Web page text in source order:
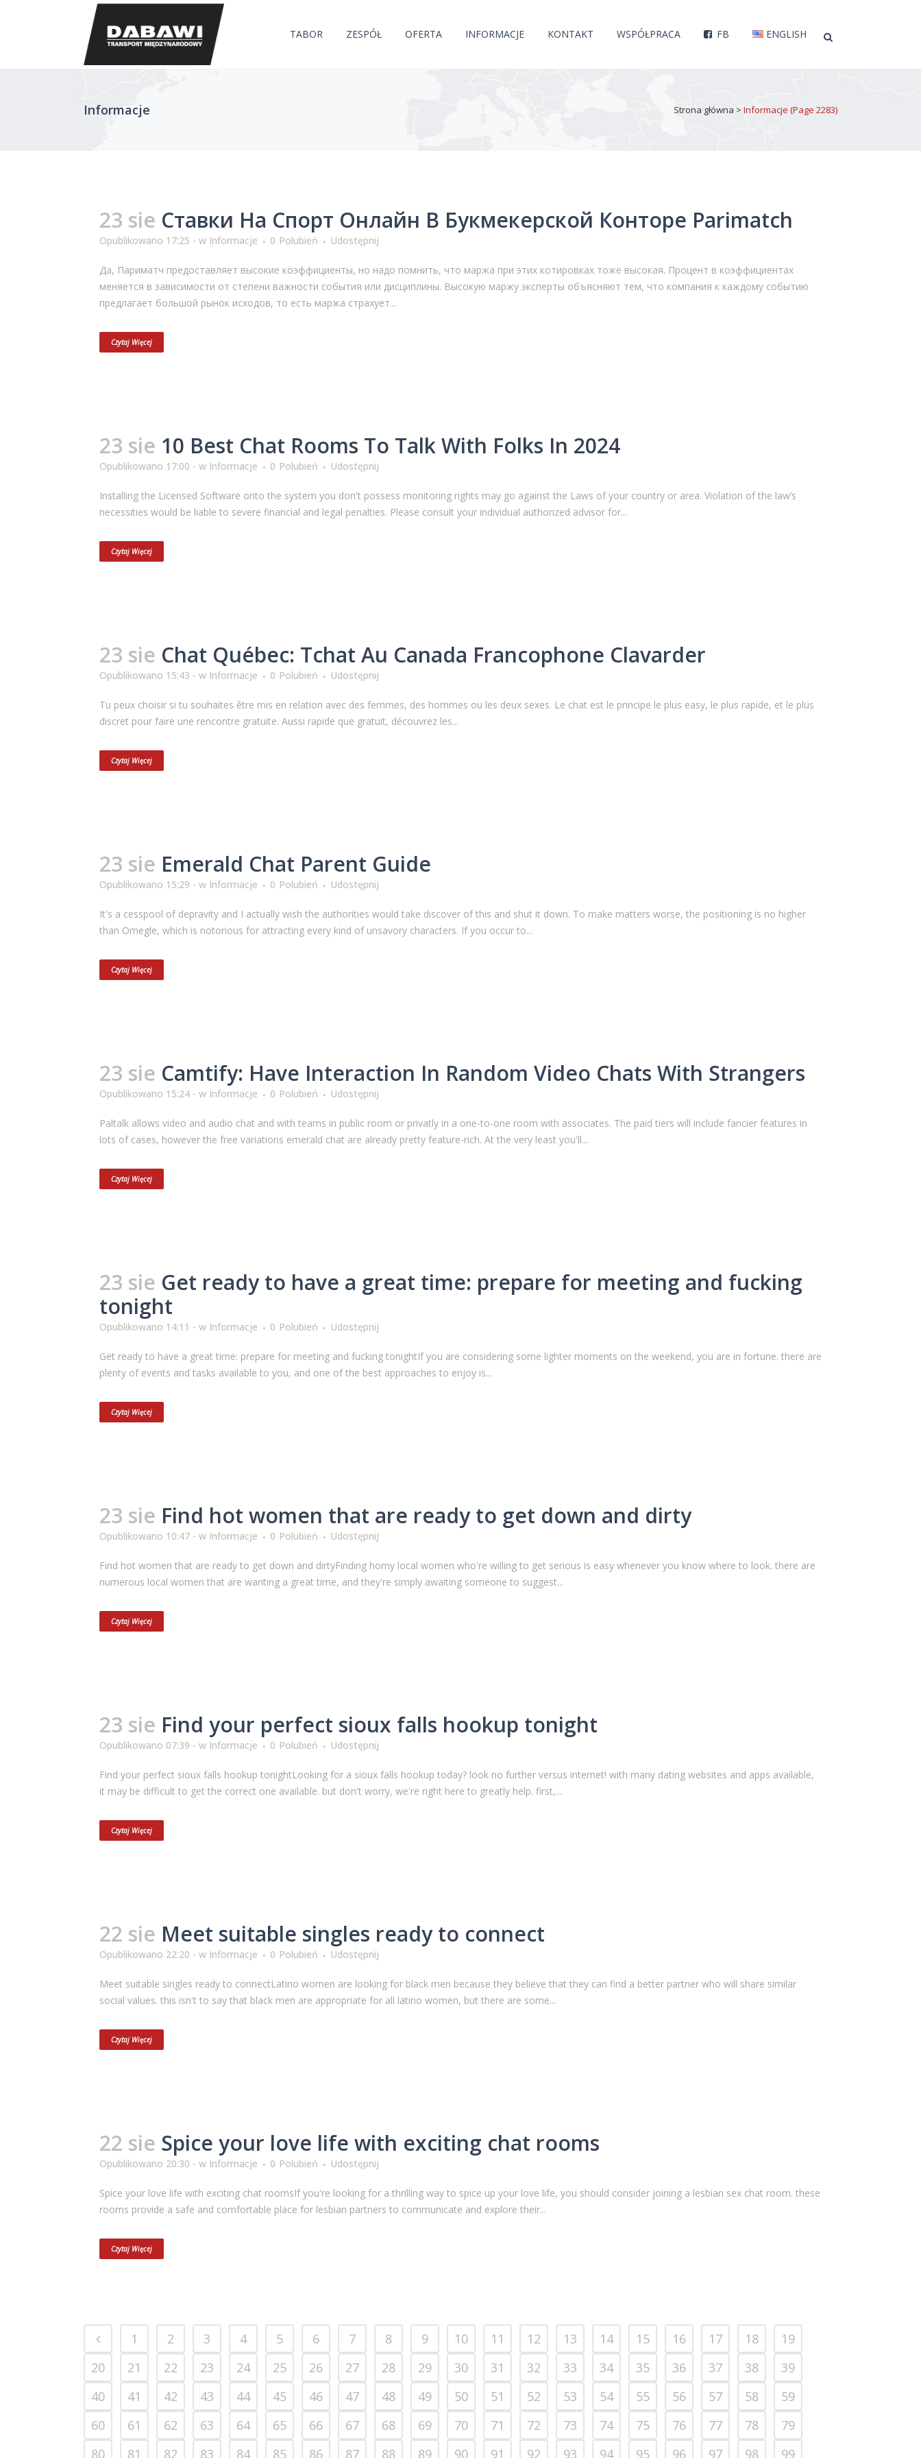
TABOR ZESPÓŁ OFERTA INFORMACJE KONTAKT WSPÓŁPRACA FB ENGLISH
Informacje Strona główna > Informacje (Page 2283)
23 sie Ставки На Спорт Онлайн В Букмекерской Конторе Parimatch
Opublikowano 17:25 - w Informacje 0 Polubień Udostępnij
Да, Париматч предоставляет высокие коэффициенты, но надо помнить, что маржа при этих котировках тоже высокая. Процент в коэффициентах
меняется в зависимости от степени важности события или дисциплины. Высокую маржу эксперты объясняют тем, что компания к каждому событию
предлагает большой рынок исходов, то есть маржа страхует...
Czytaj Więcej
23 sie 10 Best Chat Rooms To Talk With Folks In 2024
Opublikowano 17:00 - w Informacje 0 Polubień Udostępnij
Installing the Licensed Software onto the system you don't possess monitoring rights may go against the Laws of your country or area. Violation of the law’s
necessities would be liable to severe financial and legal penalties. Please consult your individual authorized advisor for...
Czytaj Więcej
23 sie Chat Québec: Tchat Au Canada Francophone Clavarder
Opublikowano 15:43 - w Informacje 0 Polubień Udostępnij
Tu peux choisir si tu souhaites être mis en relation avec des femmes, des hommes ou les deux sexes. Le chat est le principe le plus easy, le plus rapide, et le plus
discret pour faire une rencontre gratuite. Aussi rapide que gratuit, découvrez les...
Czytaj Więcej
23 sie Emerald Chat Parent Guide
Opublikowano 15:29 - w Informacje 0 Polubień Udostępnij
It's a cesspool of depravity and I actually wish the authorities would take discover of this and shut it down. To make matters worse, the positioning is no higher
than Omegle, which is notorious for attracting every kind of unsavory characters. If you occur to...
Czytaj Więcej
23 sie Camtify: Have Interaction In Random Video Chats With Strangers
Opublikowano 15:24 - w Informacje 0 Polubień Udostępnij
Paltalk allows video and audio chat and with teams in public room or privatly in a one-to-one room with associates. The paid tiers will include fancier features in
lots of cases, however the free variations emerald chat are already pretty feature-rich. At the very least you'll...
Czytaj Więcej
23 sie Get ready to have a great time: prepare for meeting and fucking
tonight
Opublikowano 14:11 - w Informacje 0 Polubień Udostępnij
Get ready to have a great time: prepare for meeting and fucking tonightIf you are considering some lighter moments on the weekend, you are in fortune. there are
plenty of events and tasks available to you, and one of the best approaches to enjoy is...
Czytaj Więcej
23 sie Find hot women that are ready to get down and dirty
Opublikowano 10:47 - w Informacje 0 Polubień Udostępnij
Find hot women that are ready to get down and dirtyFinding horny local women who're willing to get serious is easy whenever you know where to look. there are
numerous local women that are wanting a great time, and they're simply awaiting someone to suggest...
Czytaj Więcej
23 sie Find your perfect sioux falls hookup tonight
Opublikowano 07:39 - w Informacje 0 Polubień Udostępnij
Find your perfect sioux falls hookup tonightLooking for a sioux falls hookup today? look no further versus internet! with many dating websites and apps available,
it may be difficult to get the correct one available. but don't worry, we're right here to greatly help. first,...
Czytaj Więcej
22 sie Meet suitable singles ready to connect
Opublikowano 22:20 - w Informacje 0 Polubień Udostępnij
Meet suitable singles ready to connectLatino women are looking for black men because they believe that they can find a better partner who will share similar
social values. this isn't to say that black men are appropriate for all latino women, but there are some...
Czytaj Więcej
22 sie Spice your love life with exciting chat rooms
Opublikowano 20:30 - w Informacje 0 Polubień Udostępnij
Spice your love life with exciting chat roomsIf you're looking for a thrilling way to spice up your love life, you should consider joining a lesbian sex chat room. these
rooms provide a safe and comfortable place for lesbian partners to communicate and explore their...
Czytaj Więcej
1 2 3 4 5 6 7 8 9 10 11 12 13 14 15 16 17 18
19
20
21 22 23 24 25 26 27 28 29 30 31 32 33 34 35 36 37 38
39
40
41 42 43 44 45 46 47 48 49 50 51 52 53 54 55 56 57 58
59
60
61 62 63 64 65 66 67 68 69 70 71 72 73 74 75 76 77 78
79
80
81 82 83 84 85 86 87 88 89 90 91 92 93 94 95 96 97 98 99